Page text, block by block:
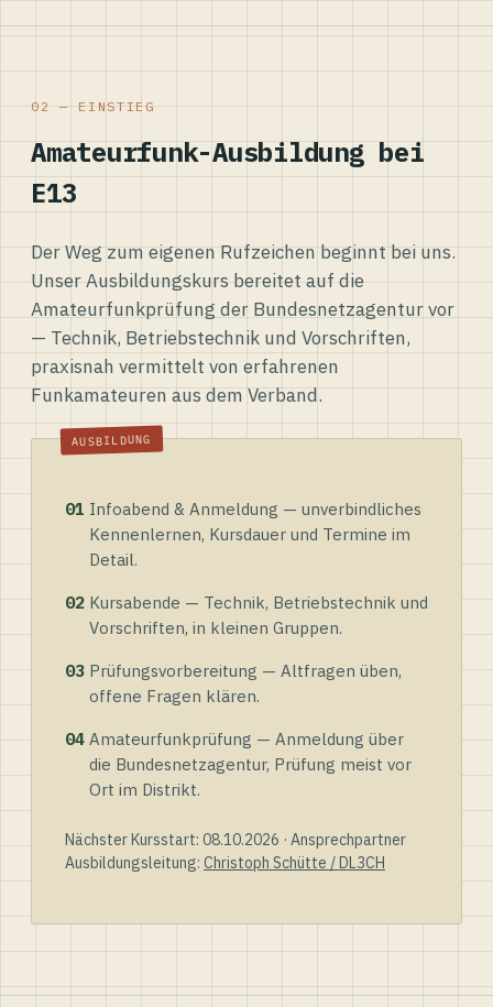
02 — EINSTIEG
Amateurfunk-Ausbildung bei
E13
Der Weg zum eigenen Rufzeichen beginnt bei uns.
Unser Ausbildungskurs bereitet auf die
Amateurfunkprüfung der Bundesnetzagentur vor
— Technik, Betriebstechnik und Vorschriften,
praxisnah vermittelt von erfahrenen
Funkamateuren aus dem Verband.
01 Infoabend & Anmeldung — unverbindliches
Kennenlernen, Kursdauer und Termine im
Detail.
02 Kursabende — Technik, Betriebstechnik und
Vorschriften, in kleinen Gruppen.
03 Prüfungsvorbereitung — Altfragen üben,
offene Fragen klären.
04 Amateurfunkprüfung — Anmeldung über
die Bundesnetzagentur, Prüfung meist vor
Ort im Distrikt.
Nächster Kursstart: 08.10.2026 · Ansprechpartner
Ausbildungsleitung: Christoph Schütte / DL3CH